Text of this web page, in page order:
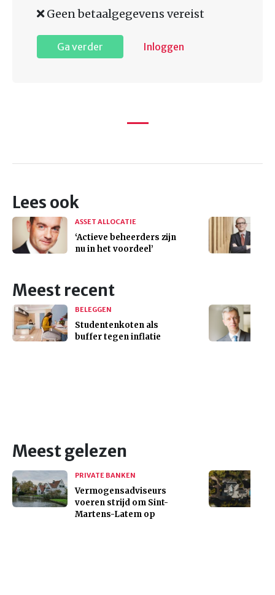
Geen betaalgegevens vereist
Ga verder Inloggen
Lees ook
ASSET ALLOCATIE
‘Actieve beheerders zijn
nu in het voordeel’
Meest recent
BELEGGEN
Studentenkoten als
buffer tegen inflatie
Meest gelezen
PRIVATE BANKEN
Vermogensadviseurs
voeren strijd om Sint-
Martens-Latem op